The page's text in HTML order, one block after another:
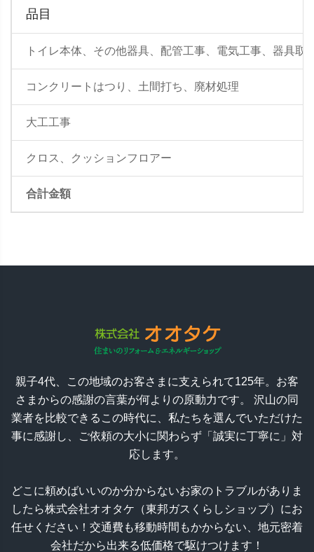
品目
トイレ本体、その他器具、配管工事、電気工事、器具取
コンクリートはつり、土間打ち、廃材処理
大工工事
クロス、クッションフロアー
合計金額
親子4代、この地域のお客さまに支えられて125年。お客
さまからの感謝の言葉が何よりの原動力です。 沢山の同
業者を比較できるこの時代に、私たちを選んでいただけた
事に感謝し、ご依頼の大小に関わらず「誠実に丁寧に」対
応します。
どこに頼めばいいのか分からないお家のトラブルがありま
したら株式会社オオタケ（東邦ガスくらしショップ）にお
任せください！交通費も移動時間もかからない、地元密着
会社だから出来る低価格で駆けつけます！